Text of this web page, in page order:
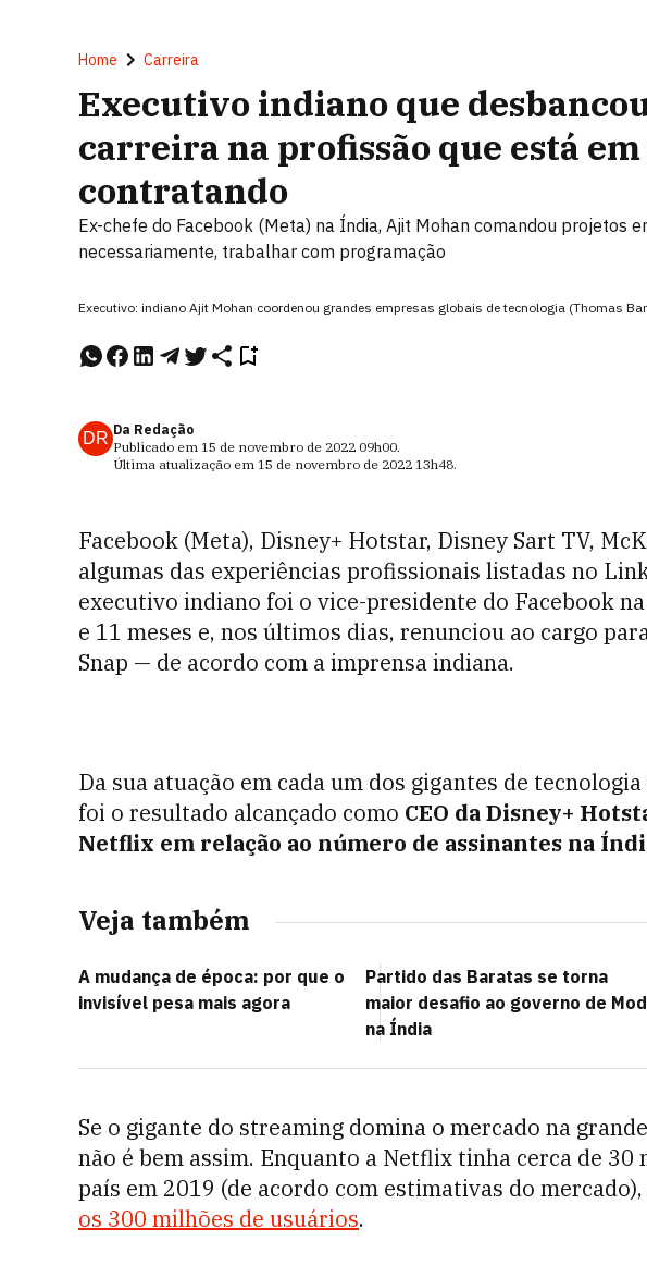
Home Carreira
Executivo indiano que
carreira na profissão que está
contratando
Ex-chefe do Facebook (Meta) na Índia, Ajit Mohan comandou projetos
necessariamente, trabalhar com programação
Executivo: indiano Ajit Mohan coordenou grandes empresas globais de tecnologia (Thomas
DR Da Redação
Publicado em 15 de novembro de 2022 09h00.
Última atualização em 15 de novembro de 2022 13h48.
Facebook (Meta), Disney+ Hotstar, Disney Sart TV,
algumas das experiências profissionais listadas no
executivo indiano foi o vice-presidente do Facebook
e 11 meses e, nos últimos dias, renunciou ao cargo
Snap — de acordo com a imprensa indiana.
Da sua atuação em cada um dos gigantes de
foi o resultado alcançado como CEO da Disney+
Netflix em relação ao número de assinantes na
Veja também
A mudança de época: por que o
invisível pesa mais agora
Partido das Baratas se torna
maior desafio ao governo de
na Índia
Se o gigante do streaming domina o mercado na
não é bem assim. Enquanto a Netflix tinha cerca de 30
país em 2019 (de acordo com estimativas do mercado),
os 300 milhões de usuários.